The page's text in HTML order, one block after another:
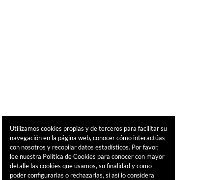
Utilizamos cookies propias y de terceros para facilitar su
navegación en la página web, conocer cómo interactúas
con nosotros y recopilar datos estadísticos. Por favor,
lee nuestra Política de Cookies para conocer con mayor
detalle las cookies que usamos, su finalidad y como
poder configurarlas o rechazarlas, si así lo considera